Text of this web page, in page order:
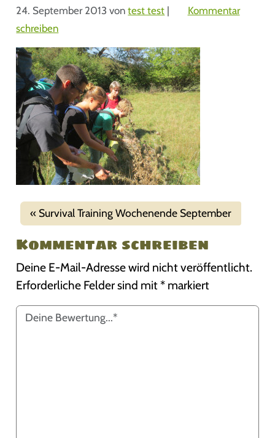
24. September 2013 vontest test |
Kommentar
schreiben
Survival Training Wochenende September
Kommentar schreiben
Deine E-Mail-Adresse wird nicht veröffentlicht.
Erforderliche Felder sind mit* markiert